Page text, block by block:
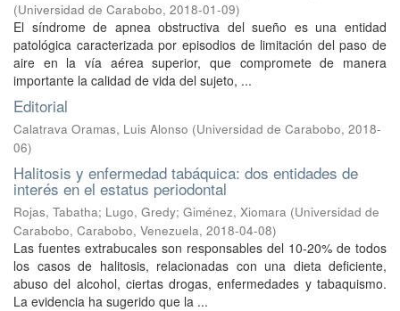
(Universidad de Carabobo, 2018-01-09)
El síndrome de apnea obstructiva del sueño es una entidad
patológica caracterizada por episodios de limitación del paso de
aire en la vía aérea superior, que compromete de manera
importante la calidad de vida del sujeto, ...
Editorial
Calatrava Oramas, Luis Alonso (Universidad de Carabobo, 2018-
06)
Halitosis y enfermedad tabáquica: dos entidades de
interés en el estatus periodontal
Rojas, Tabatha; Lugo, Gredy; Giménez, Xiomara (Universidad de
Carabobo, Carabobo, Venezuela, 2018-04-08)
Las fuentes extrabucales son responsables del 10-20% de todos
los casos de halitosis, relacionadas con una dieta deficiente,
abuso del alcohol, ciertas drogas, enfermedades y tabaquismo.
La evidencia ha sugerido que la ...